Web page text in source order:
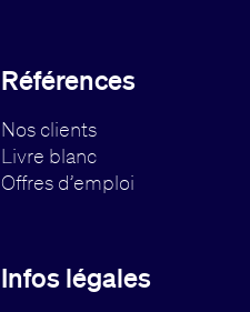
Références
Nos clients
Livre blanc
Offres d’emploi
Infos légales